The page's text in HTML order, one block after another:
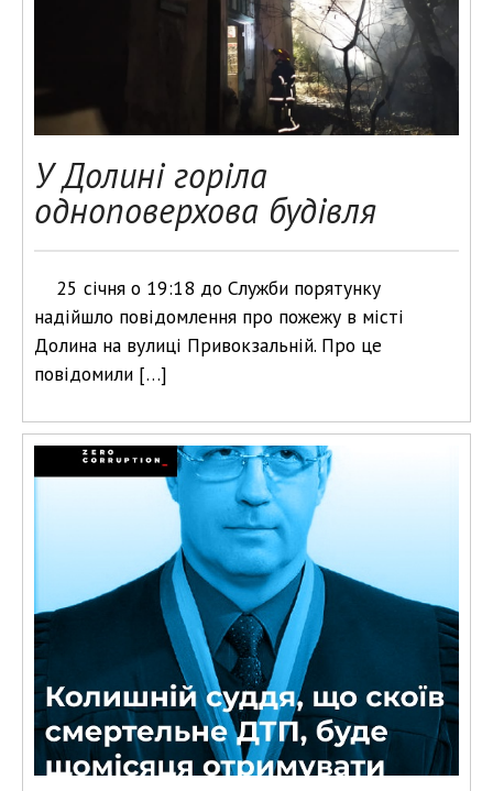
У Долині горіла
одноповерхова будівля
25 січня о 19:18 до Служби порятунку
надійшло повідомлення про пожежу в місті
Долина на вулиці Привокзальній. Про це
повідомили […]